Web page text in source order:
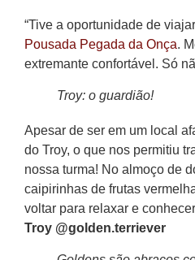
“Tive a oportunidade de
Pousada Pegada da Onça.
extremante confortável. Só
Troy: o guardião!
Apesar de ser em um local
do Troy, o que nos permitiu
nossa turma! No almoço de
caipirinhas de frutas
voltar para relaxar e
Troy @golden.terriever